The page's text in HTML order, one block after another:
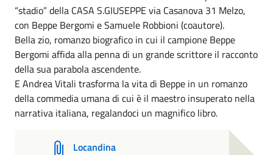
“stadio” della CASA S.GIUSEPPE via Casanova 31 Melzo,
con Beppe Bergomi e Samuele Robbioni (coautore).
Bella zio, romanzo biografico in cui il campione Beppe
Bergomi affida alla penna di un grande scrittore il racconto
della sua parabola ascendente.
E Andrea Vitali trasforma la vita di Beppe in un romanzo
della commedia umana di cui è il maestro insuperato nella
narrativa italiana, regalandoci un magnifico libro.
Locandina